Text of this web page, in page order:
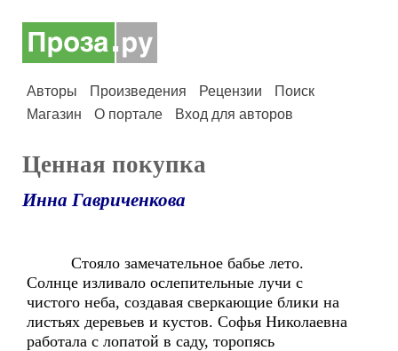
Авторы Произведения Рецензии
Поиск
Магазин
О портале Вход для авторов
Ценная покупка
Инна Гавриченкова
Стояло замечательное бабье лето.
Солнце изливало ослепительные лучи с
чистого неба, создавая сверкающие блики на
листьях деревьев и кустов. Софья Николаевна
работала с лопатой в саду, торопясь